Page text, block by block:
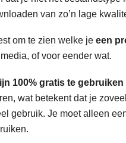
van zo’n lage
om te zien welke je een
of voor eender wat.
100% gratis te gebruiken
wat betekent dat je
gebruik. Je moet alleen